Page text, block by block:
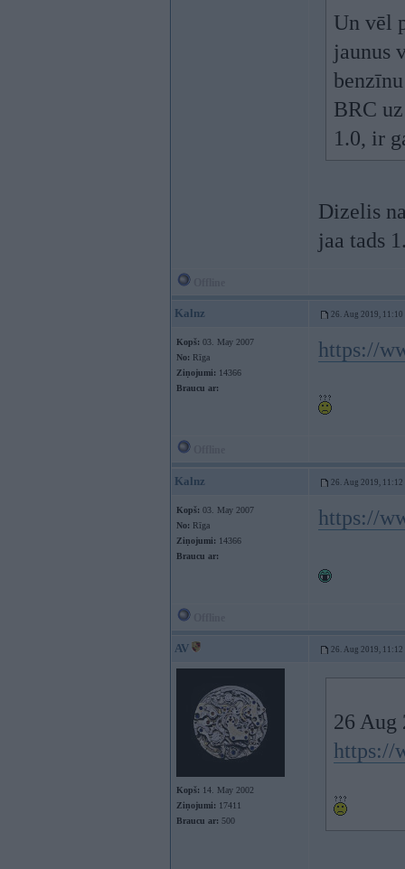
Un vēl
jaunus
BRC
1.0, ir
Dizelis
jaa tads
Kalnz 26. Aug 2019, 11:10
Kopš: 03. May 2007
No: Rīga
Ziņojumi: 14366
Braucu ar:
https://
Kalnz 26. Aug 2019, 11:12
Kopš: 03. May 2007
No: Rīga
Ziņojumi: 14366
Braucu ar:
https://
AV 26. Aug 2019, 11:12
Kopš: 14. May 2002
Ziņojumi: 17411
Braucu ar: 500
26 Aug
https://